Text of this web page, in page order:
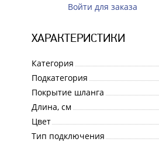
Войти для заказа
ХАРАКТЕРИСТИКИ
Категория
Подкатегория
Покрытие шланга
Длина, см
Цвет
Тип подключения